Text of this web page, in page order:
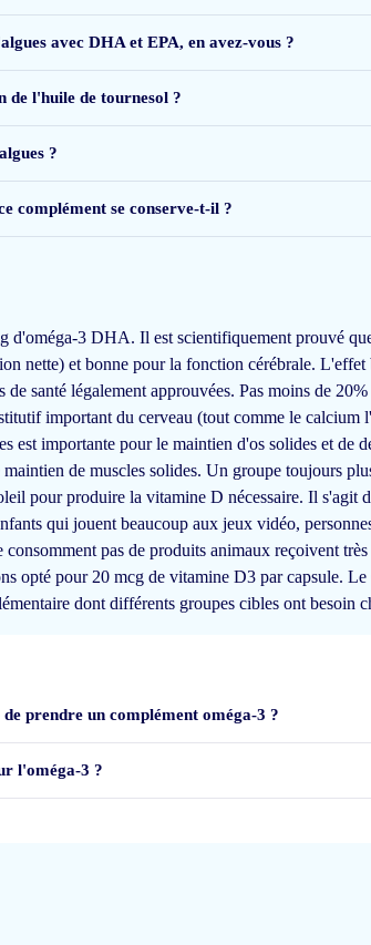
last daarvan en ben na 3 weken gestopt met
Betaling en levering verlopen volgens afspraak,
avec DHA et EPA, en avez-vous ?
de l'huile de tournesol ?
?
complément se conserve-t-il ?
d'oméga-3 DHA. Il est scientifiquement prouvé
nette) et bonne pour la fonction cérébrale.
santé légalement approuvées. Pas moins de 20%
important du cerveau (tout comme le calcium
est importante pour le maintien d'os solides et de
de muscles solides. Un groupe toujours
pour produire la vitamine D nécessaire. Il s'agit
qui jouent beaucoup aux jeux vidéo,
pas de produits animaux reçoivent
opté pour 20 mcg de vitamine D3 par capsule.
dont différents groupes cibles ont besoin
prendre un complément oméga-3 ?
l'oméga-3 ?